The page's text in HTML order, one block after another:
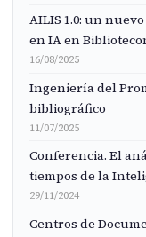
AILIS 1.0: un
en IA en
16/08/2025
Ingeniería del
bibliográfico
11/07/2025
Conferencia. El
tiempos de la
29/11/2024
Centros de